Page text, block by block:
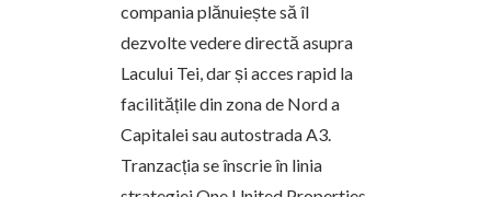
compania plănuiește să îl
dezvolte vedere directă asupra
Lacului Tei, dar și acces rapid la
facilitățile din zona de Nord a
Capitalei sau autostrada A3.
Tranzacția se înscrie în linia